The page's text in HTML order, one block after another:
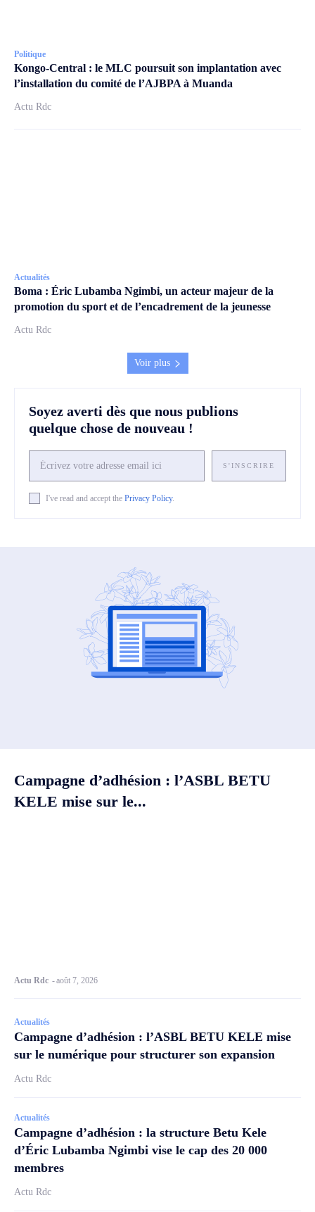
Politique
Kongo-Central : le MLC poursuit son implantation avec
l’installation du comité de l’AJBPA à Muanda
Actu Rdc
Actualités
Boma : Éric Lubamba Ngimbi, un acteur majeur de la
promotion du sport et de l’encadrement de la jeunesse
Actu Rdc
Voir plus
Soyez averti dès que nous publions
quelque chose de nouveau !
S'INSCRIRE
I've read and accept the Privacy Policy.
Campagne d’adhésion : l’ASBL BETU
KELE mise sur le...
Actu Rdc -août 7, 2026
Actualités
Campagne d’adhésion : l’ASBL BETU KELE mise
sur le numérique pour structurer son expansion
Actu Rdc
Actualités
Campagne d’adhésion : la structure Betu Kele
d’Éric Lubamba Ngimbi vise le cap des 20 000
membres
Actu Rdc